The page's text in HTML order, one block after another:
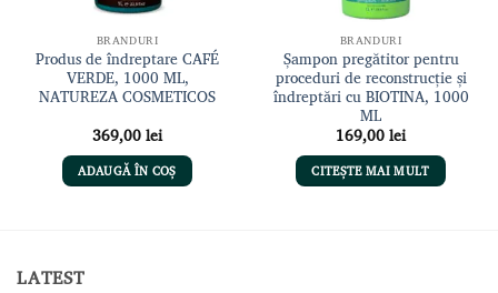
BRANDURI
Produs de îndreptare CAFÉ
VERDE, 1000 ML,
NATUREZA COSMETICOS
369,00lei
ADAUGĂ ÎN COȘ
BRANDURI
Șampon pregătitor pentru
proceduri de reconstrucție și
îndreptări cu BIOTINA, 1000
ML
169,00lei
CITEȘTE MAI MULT
LATEST